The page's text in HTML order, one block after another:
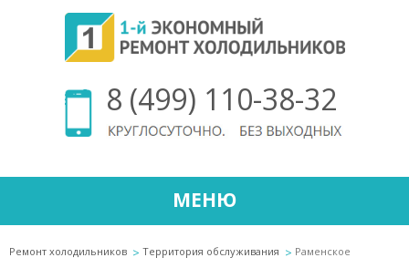
8 (499) 110-38-32
МЕНЮ
Ремонт холодильников Территория обслуживания Раменское